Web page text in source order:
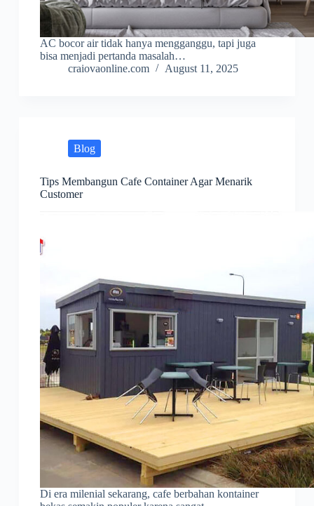
AC bocor air tidak hanya mengganggu, tapi juga
bisa menjadi pertanda masalah…
craiovaonline.com
August 11, 2025
Blog
Tips Membangun Cafe Container Agar Menarik
Customer
Di era milenial sekarang, cafe berbahan kontainer